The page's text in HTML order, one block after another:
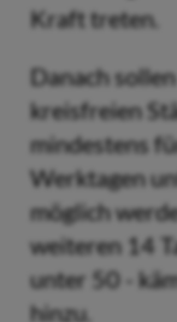
Kraft treten.
Danach
kreisfreien
mindestens
Werktagen
möglich
weiteren 14
unter 50 -
hinzu.